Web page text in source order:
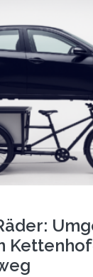
sogar
vom 5.